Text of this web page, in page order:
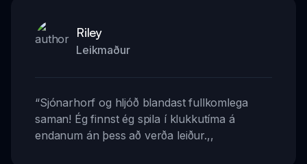
Riley
Leikmaður
“Sjónarhorf og hljóð blandast fullkomlega
saman! Ég finnst ég spila í klukkutíma á
endanum án þess að verða leiður.,,